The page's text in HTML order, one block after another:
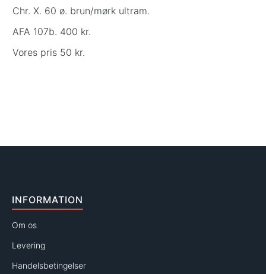
Chr. X. 60 ø. brun/mørk ultram.
AFA 107b. 400 kr.
Vores pris 50 kr.
INFORMATION
Om os
Levering
Handelsbetingelser